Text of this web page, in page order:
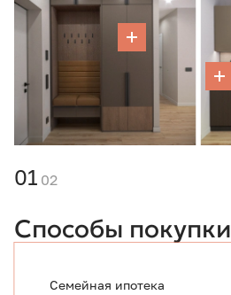
01 02
Способы покупки
Семейная ипотека